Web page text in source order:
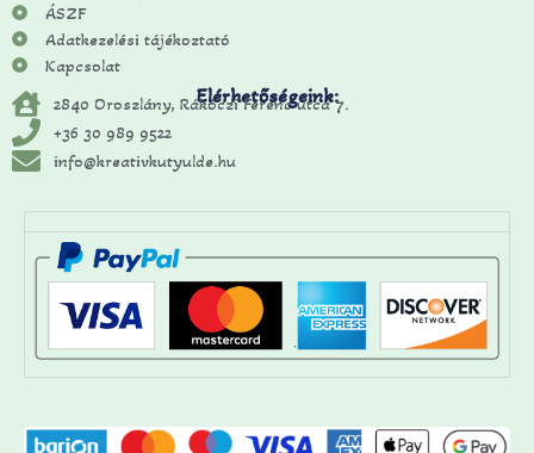
ÁSZF
Adatkezelési tájékoztató
Kapcsolat
Elérhetőségeink:
2840 Oroszlány, Rákóczi Ferenc utca 7.
+36 30 989 9522
info@kreativkutyulde.hu